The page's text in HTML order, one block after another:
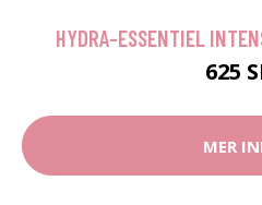
HYDRA-ESSENTIEL
625
MER